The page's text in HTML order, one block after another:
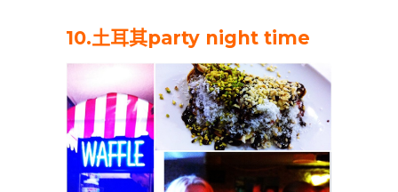
10.土耳其party night time